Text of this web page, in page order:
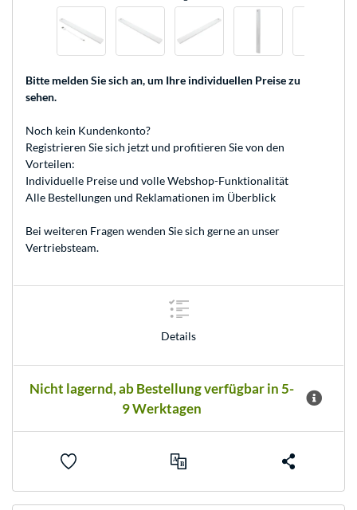
Bitte melden Sie sich an, um Ihre individuellen Preise zu
sehen.
Noch kein Kundenkonto?
Registrieren Sie sich jetzt und profitieren Sie von den
Vorteilen:
Individuelle Preise und volle Webshop-Funktionalität
Alle Bestellungen und Reklamationen im Überblick
Bei weiteren Fragen wenden Sie sich gerne an unser
Vertriebsteam.
Details
Nicht lagernd, ab Bestellung verfügbar in 5-
9 Werktagen